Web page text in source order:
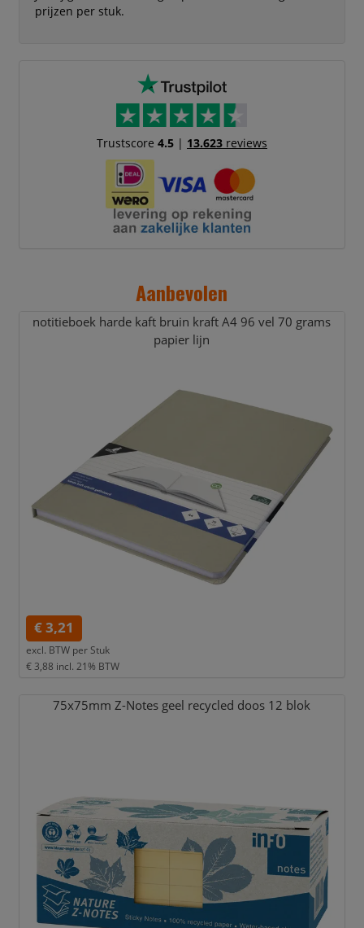
prijzen per stuk.
Trustscore 4.5| 13.623reviews
Aanbevolen
notitieboek harde kaft bruin kraft A4 96 vel 70 grams
papier lijn
€ 3,21
excl. BTW per Stuk
€ 3,88 incl. 21% BTW
75x75mm Z-Notes geel recycled doos 12 blok